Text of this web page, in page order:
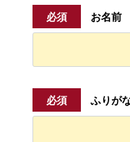
必須 お名前
必須 ふりが